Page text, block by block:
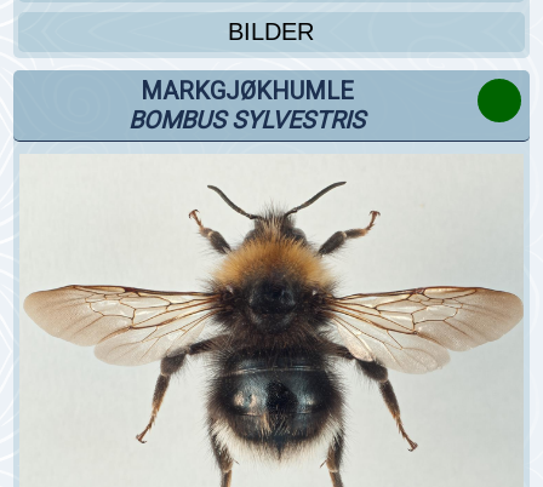
BILDER
MARKGJØKHUMLE
BOMBUS SYLVESTRIS